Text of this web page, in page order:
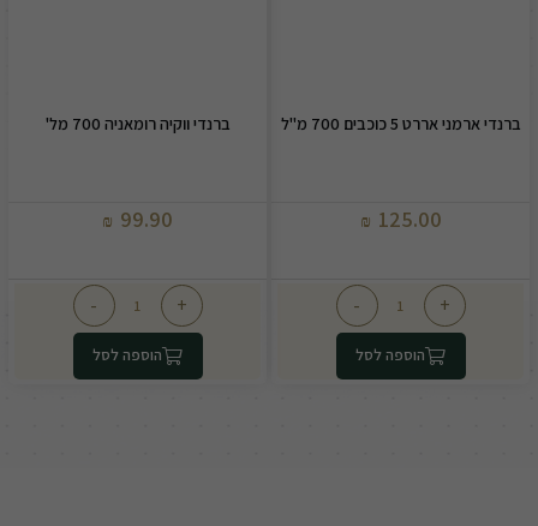
ברנדי ארמני אררט 5 כוכבים 700 מ"ל
125.00
₪
+
-
הוספה לסל
ברנדי ווקיה רומאניה 700 מל'
99.90
₪
+
-
הוספה לסל